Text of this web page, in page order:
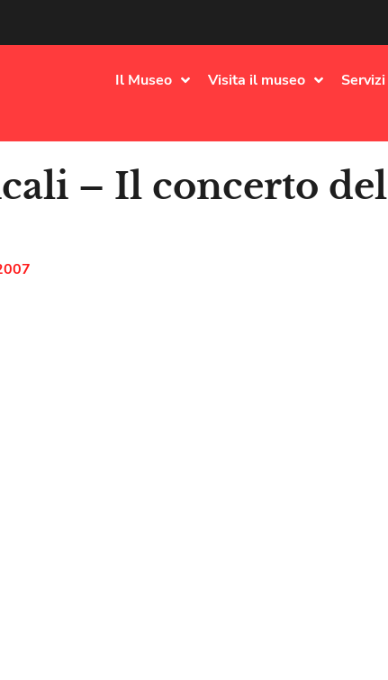
Il Museo Visita il museo Servizi
– Il concerto del